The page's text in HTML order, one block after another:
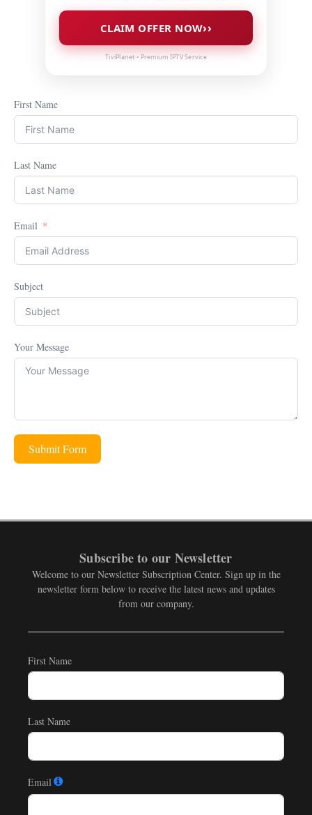
CLAIM OFFER NOW››
TiviPlanet • Premium IPTV Service
First Name
Last Name
Email
Subject
Your Message
Submit Form
Subscribe to our Newsletter
Welcome to our Newsletter Subscription Center. Sign up in the
newsletter form below to receive the latest news and updates
from our company.
First Name
Last Name
Email